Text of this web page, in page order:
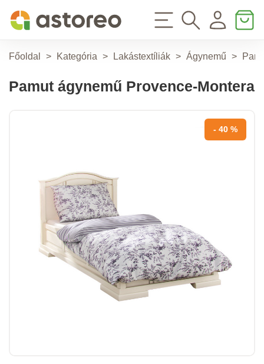
Főoldal > Kategória > Lakástextíliák > Ágynemű >
Pamut ágynemű Provence-Montera
- 40 %